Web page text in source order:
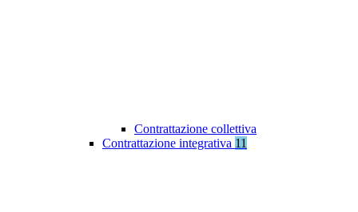
Contrattazione collettiva
Contrattazione integrativa 11